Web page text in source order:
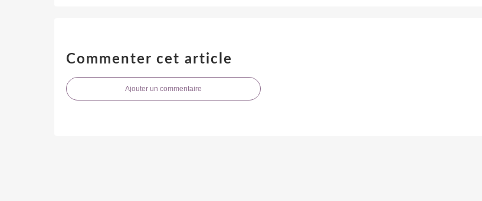
Commenter cet article
Ajouter un commentaire